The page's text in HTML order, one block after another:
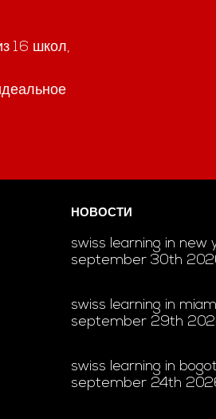
16 школ,
НОВОСТИ
swiss learning in new
september 30th
swiss learning in
september 29th
swiss learning in
september 24th